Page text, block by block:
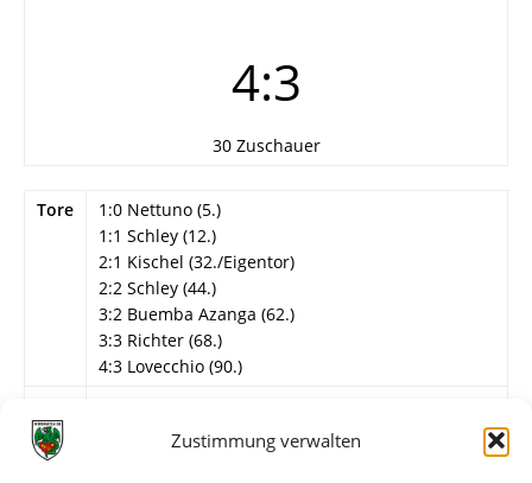
Zustimmung verwalten
4:3
30 Zuschauer
Tore
1:0 Nettuno (5.)
1:1 Schley (12.)
2:1 Kischel (32./Eigentor)
2:2 Schley (44.)
3:2 Buemba Azanga (62.)
3:3 Richter (68.)
4:3 Lovecchio (90.)